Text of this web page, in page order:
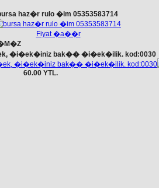
haz�r rulo �im 05353583714
Fiyat �a��r
�i�ek�iniz bak�� �i�ek�ilik. kod:0030
60.00 YTL.